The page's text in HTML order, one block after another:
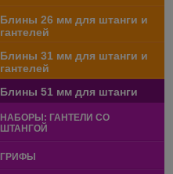
Блины 26 мм для штанги и
гантелей
Блины 31 мм для штанги и
гантелей
Блины 51 мм для штанги
НАБОРЫ: ГАНТЕЛИ СО
ШТАНГОЙ
ГРИФЫ